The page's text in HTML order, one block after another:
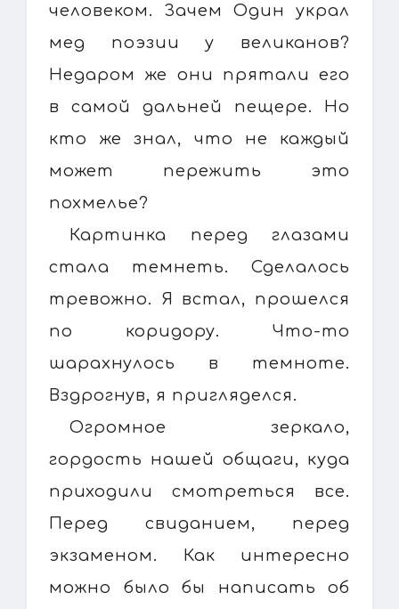
человеком. Зачем Один украл
мед поэзии у великанов?
Недаром же они прятали его
в самой дальней пещере. Но
кто же знал, что не каждый
может пережить это
похмелье?
Картинка перед глазами
стала темнеть. Сделалось
тревожно. Я встал, прошелся
по коридору. Что-то
шарахнулось в темноте.
Вздрогнув, я пригляделся.
Огромное зеркало,
гордость нашей общаги, куда
приходили смотреться все.
Перед свиданием, перед
экзаменом. Как интересно
можно было бы написать об